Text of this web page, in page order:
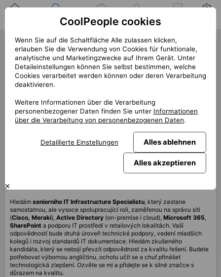
Position
Jobs
IT Infrastructure Specialist
(39669)
« zurück
Platz
Praha
Start (Länge)
7/2025
Home office
40%
Hledám seniorního IT Infrastructure Specialistu, který zastane
samostatnou, ale vysoce spolupracující roli, zaměřenou na správu sítí
(Cisco, Meraki), Active Directory (on-premise i cloud), Microsoft 365,
SharePoint a podporu IT prostředí v retailových lokalitách. Vaší
odpovědností bude druhá úroveň technické podpory, vedení mladších
kolegů i rozvoj standardů IT dokumentace. Hledám zkušeného
kandidáta, který se nebojí převzít odpovědnost za kvalitu řešení. Budete
potřebovat výbornou angličtinu, ochotu učit se a chuť přinášet
technologická zlepšení. Ozvěte se mi a přidejte se k silné značce s
důrazem na kvalitu.
CoolPeople cookies
Wenn Sie auf die Schaltfläche Alle zulassen klicken,
erlauben Sie die Verwendung von Cookies für funktionale,
analytische und Marketingzwecke auf Ihrem Gerät. Unter
Detaileinstellungen können Sie selbst bestimmen, welche
Cookies verarbeitet werden können oder deren Verarbeitung
deaktivieren.
Weitere Informationen über die Verarbeitung
personenbezogener Daten finden Sie unter Informationen
über die Verarbeitung von personenbezogenen Daten.
Detaillierte Einstellungen Alles ablehnen
Alles akzeptieren